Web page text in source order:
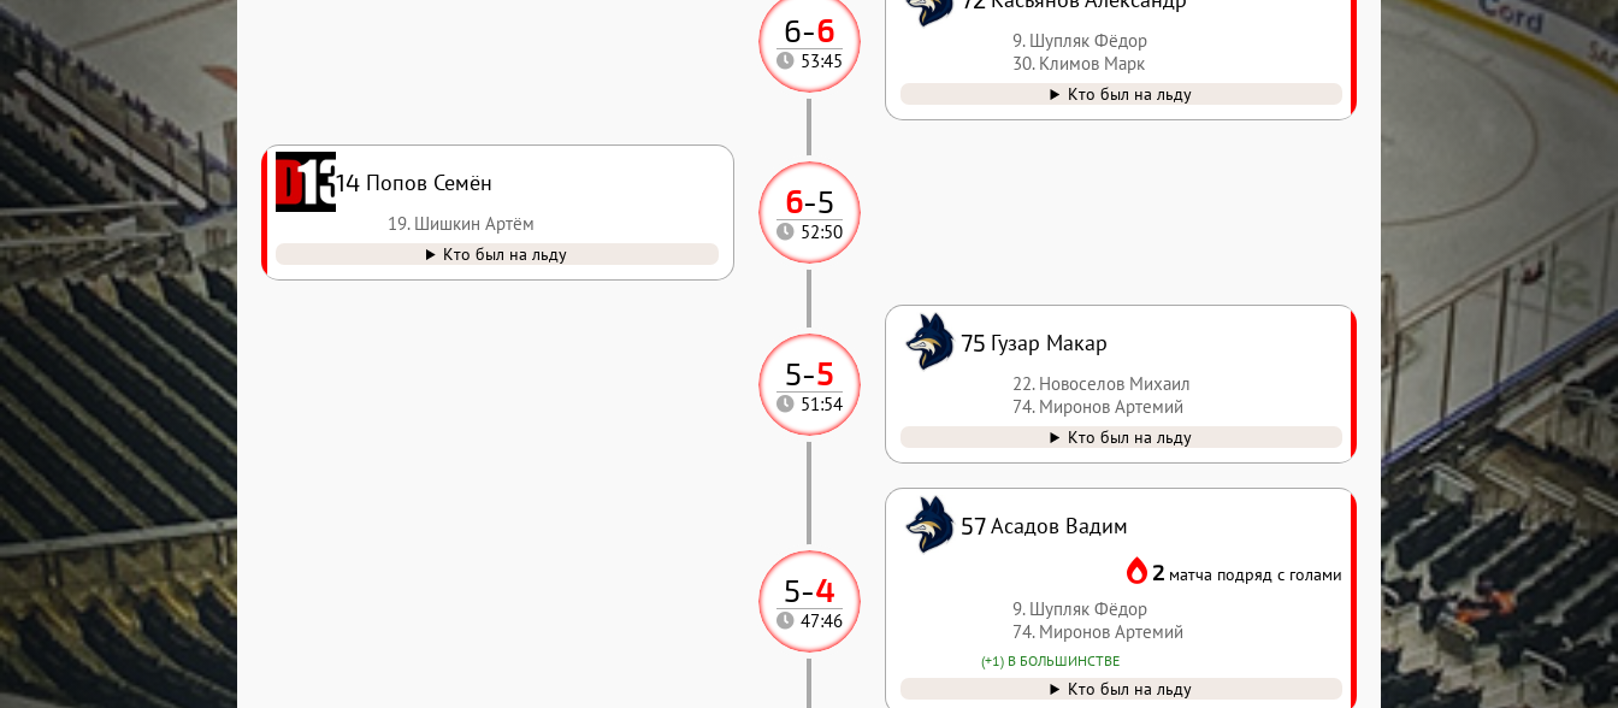
5-4
47:46
57Асадов Вадим
2 матча подряд с голами
9. Шупляк Фёдор
74. Миронов Артемий
(+1) В БОЛЬШИНСТВЕ
Кто был на льду
5-5
51:54
75 Гузар Макар
22. Новоселов Михаил
74. Миронов Артемий
Кто был на льду
6-5
52:50
14 Попов Семён
19. Шишкин Артём
Кто был на льду
6-6
53:45
9. Шупляк Фёдор
30. Климов Марк
Кто был на льду